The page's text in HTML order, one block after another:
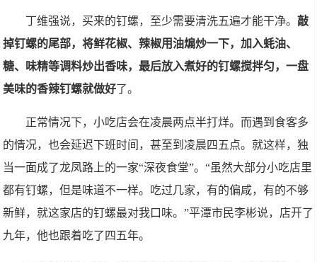
丁维强说，买来的钉螺，至少需要清洗五遍才能干净。敲
掉钉螺的尾部，将鲜花椒、辣椒用油煸炒一下，加入蚝油、
糖、味精等调料炒出香味，最后放入煮好的钉螺搅拌匀，一盘
美味的香辣钉螺就做好了。
正常情况下，小吃店会在凌晨两点半打烊。而遇到食客多
的情况，也会延迟下班时间，甚至到凌晨四五点。就这样，独
当一面成了龙凤路上的一家“深夜食堂”。“虽然大部分小吃店里
都有钉螺，但是味道不一样。吃过几家，有的偏咸，有的不够
新鲜，就这家店的钉螺最对我口味。”平潭市民李彬说，店开了
九年，他也跟着吃了四五年。